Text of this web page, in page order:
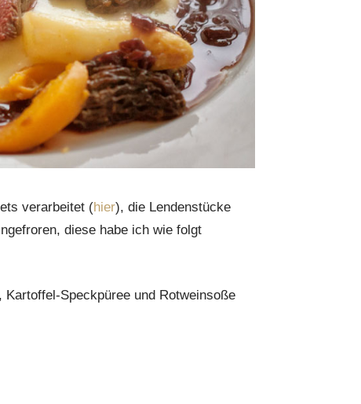
verarbeitet (hier), die Lendenstücke
diese habe ich wie folgt
Speckpüree und Rotweinsoße